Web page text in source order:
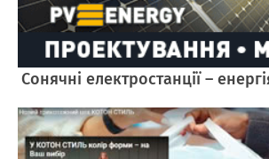
Cонячні електростанції –